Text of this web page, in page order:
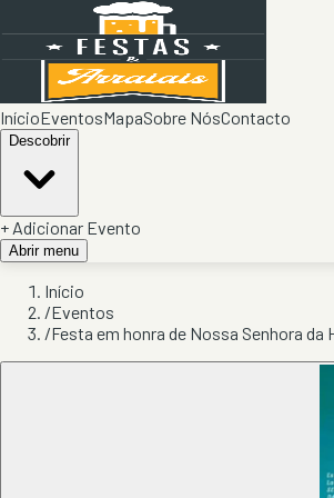
InícioEventosMapaSobre NósContacto
Descobrir
+ Adicionar Evento
Abrir menu
Início
/Eventos
/Festa em honra de Nossa Senhora da